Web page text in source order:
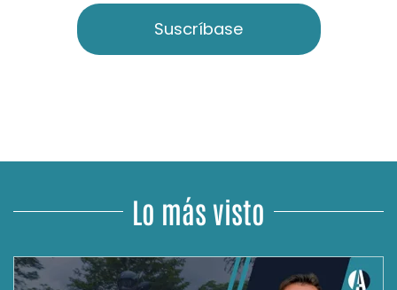
Suscríbase
Lo más visto